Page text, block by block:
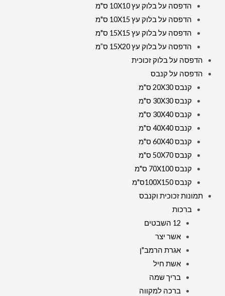
הדפסה על בלוק עץ 10X10 ס"מ
הדפסה על בלוק עץ 10X15 ס"מ
הדפסה על בלוק עץ 15X15 ס"מ
הדפסה על בלוק עץ 15X20 ס”מ
הדפסה על בלוק זכוכית
הדפסה על קנבס
קנבס 20X30 ס"מ
קנבס 30X30 ס"מ
קנבס 30X40 ס"מ
קנבס 40X40 ס"מ
קנבס 60X40 ס"מ
קנבס 50X70 ס"מ
קנבס 70X100 ס"מ
קנבס 100X150ס"מ
תמונות זכוכית וקנבס
ברכות
12 השבטים
אשר יצר
אגרת הרמב"ן
אשת חיל
בריך שמה
ברכה למקווה